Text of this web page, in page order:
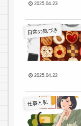
2025.04.23
日常の気づき
2025.04.22
仕事と私